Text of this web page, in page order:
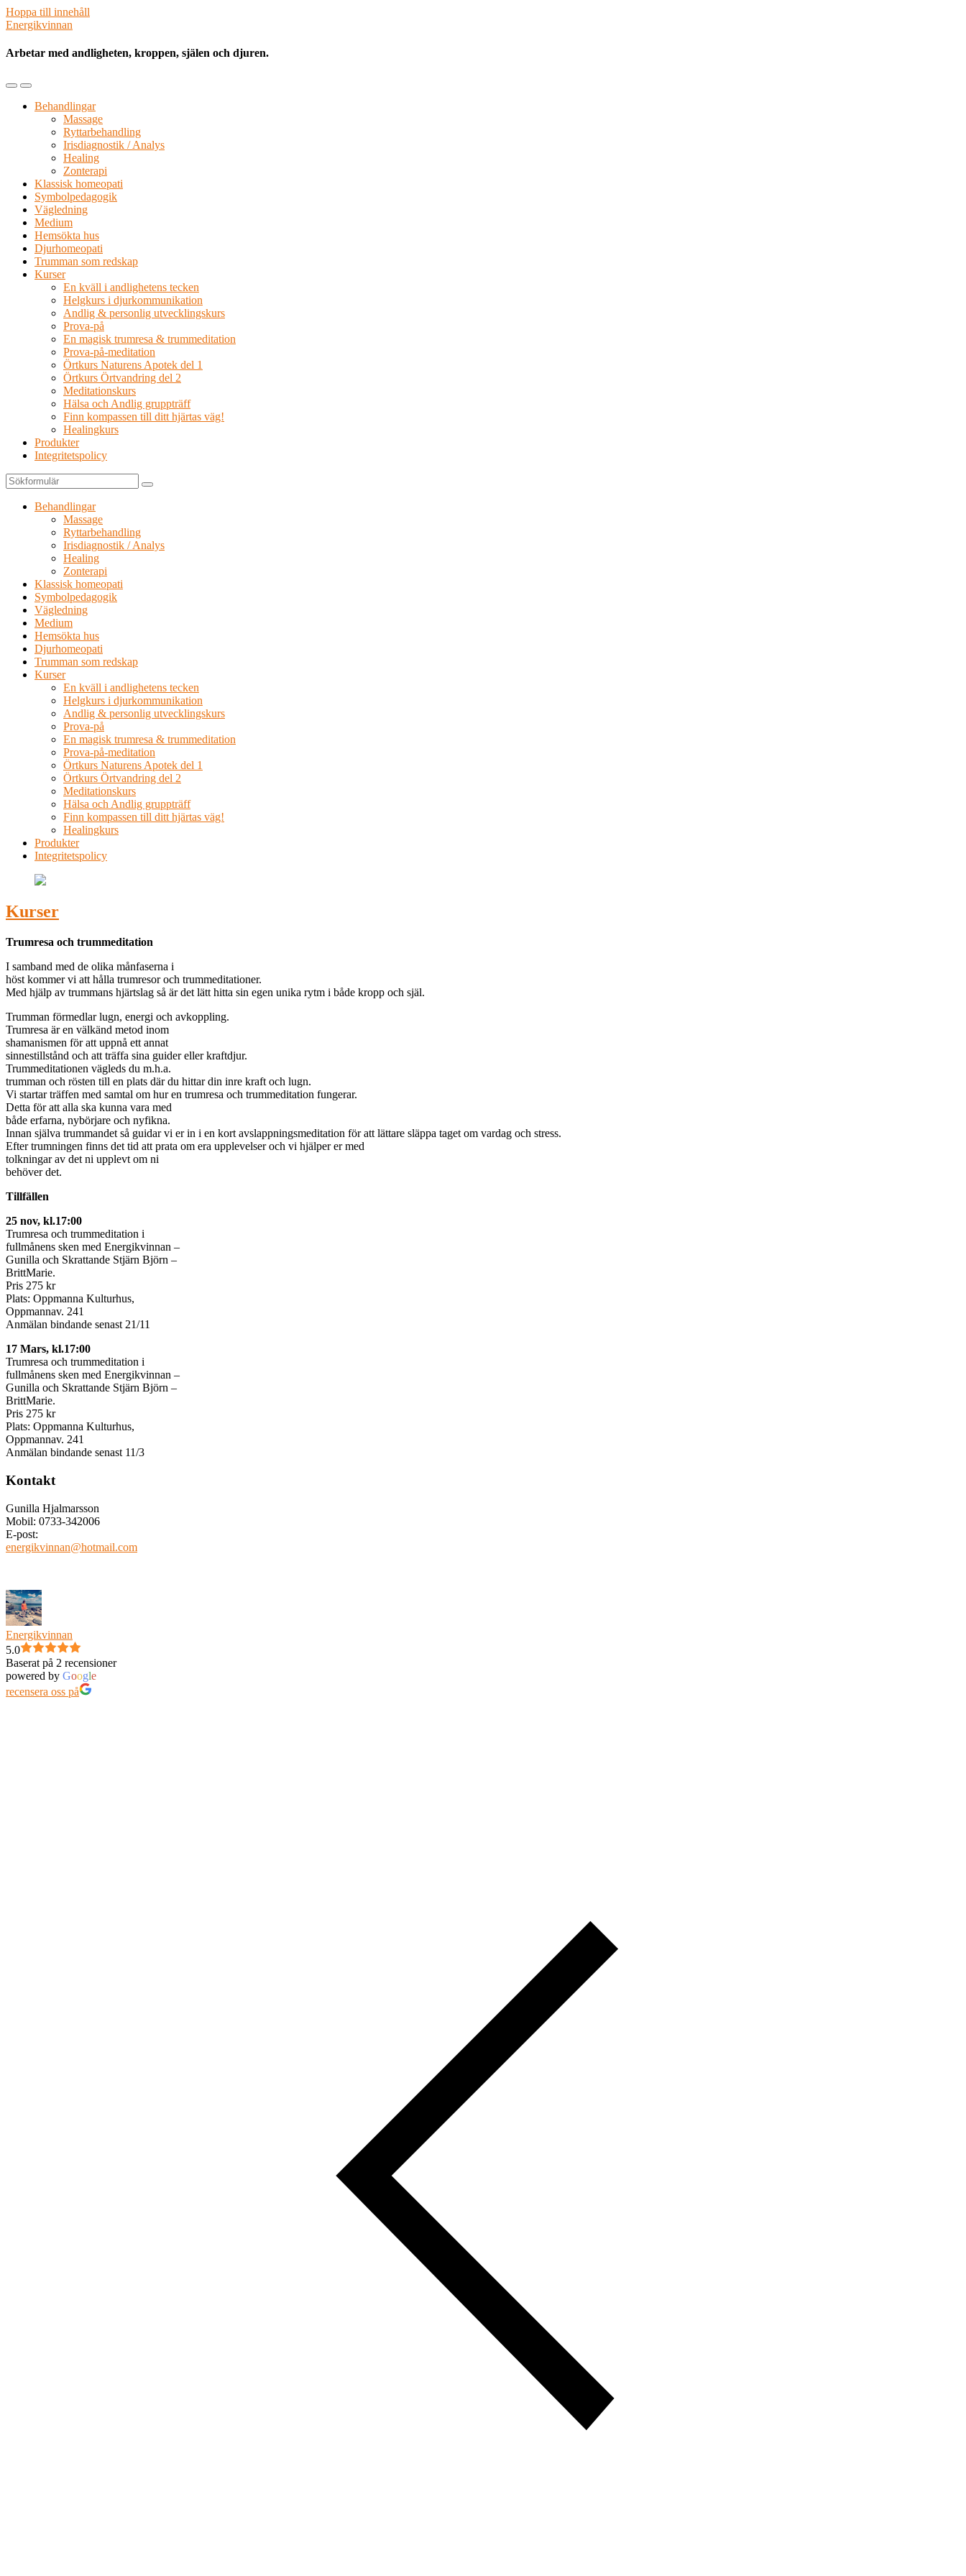
Hoppa till innehåll
Energikvinnan
Arbetar med andligheten, kroppen, själen och djuren.
Slå
mobilmenyn
Slå
på/av
sökfältet
Behandlingar
Massage
Ryttarbehandling
Irisdiagnostik / Analys
Healing
Zonterapi
Klassisk homeopati
Symbolpedagogik
Vägledning
Medium
Hemsökta hus
Djurhomeopati
Trumman som redskap
Kurser
En kväll i andlighetens tecken
Helgkurs i djurkommunikation
Andlig & personlig utvecklingskurs
Prova-på
En magisk trumresa & trummeditation
Prova-på-meditation
Örtkurs Naturens Apotek del 1
Örtkurs Örtvandring del 2
Meditationskurs
Hälsa och Andlig gruppträff
Finn kompassen till ditt hjärtas väg!
Healingkurs
Produkter
Integritetspolicy
Sök
Behandlingar
Massage
Ryttarbehandling
Irisdiagnostik / Analys
Healing
Zonterapi
Klassisk homeopati
Symbolpedagogik
Vägledning
Medium
Hemsökta hus
Djurhomeopati
Trumman som redskap
Kurser
En kväll i andlighetens tecken
Helgkurs i djurkommunikation
Andlig & personlig utvecklingskurs
Prova-på
En magisk trumresa & trummeditation
Prova-på-meditation
Örtkurs Naturens Apotek del 1
Örtkurs Örtvandring del 2
Meditationskurs
Hälsa och Andlig gruppträff
Finn kompassen till ditt hjärtas väg!
Healingkurs
Produkter
Integritetspolicy
Kurser
Trumresa och trummeditation
I samband med de olika månfaserna i
höst kommer vi att hålla trumresor och trummeditationer.
Med hjälp av trummans hjärtslag så är det lätt hitta sin egen unika rytm i både kropp och själ.
Trumman förmedlar lugn, energi och avkoppling.
Trumresa är en välkänd metod inom
shamanismen för att uppnå ett annat
sinnestillstånd och att träffa sina guider eller kraftdjur.
Trummeditationen vägleds du m.h.a.
trumman och rösten till en plats där du hittar din inre kraft och lugn.
Vi startar träffen med samtal om hur en trumresa och trummeditation fungerar.
Detta för att alla ska kunna vara med
både erfarna, nybörjare och nyfikna.
Innan själva trummandet så guidar vi er in i en kort avslappningsmeditation för att lättare släppa taget om vardag och stress.
Efter trumningen finns det tid att prata om era upplevelser och vi hjälper er med
tolkningar av det ni upplevt om ni
behöver det.
Tillfällen
25 nov, kl.17:00
Trumresa och trummeditation i
fullmånens sken med Energikvinnan –
Gunilla och Skrattande Stjärn Björn –
BrittMarie.
Pris 275 kr
Plats: Oppmanna Kulturhus,
Oppmannav. 241
Anmälan bindande senast 21/11
17 Mars, kl.17:00
Trumresa och trummeditation i
fullmånens sken med Energikvinnan –
Gunilla och Skrattande Stjärn Björn –
BrittMarie.
Pris 275 kr
Plats: Oppmanna Kulturhus,
Oppmannav. 241
Anmälan bindande senast 11/3
Kontakt
Gunilla Hjalmarsson
Mobil: 0733-342006
E-post:
energikvinnan@hotmail.com
Energikvinnan
5.0
Baserat på 2 recensioner
powered by Google
recensera oss på